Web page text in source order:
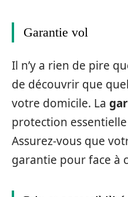
Garantie vol
Il n’y a rien de pire
de découvrir que
votre domicile. La
protection
Assurez-vous que
garantie pour face à